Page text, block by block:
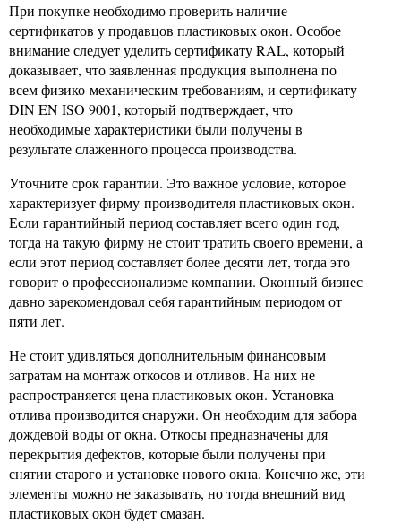
При покупке необходимо проверить наличие
сертификатов у продавцов пластиковых окон. Особое
внимание следует уделить сертификату RAL, который
доказывает, что заявленная продукция выполнена по
всем физико-механическим требованиям, и сертификату
DIN EN ISO 9001, который подтверждает, что
необходимые характеристики были получены в
результате слаженного процесса производства.
Уточните срок гарантии. Это важное условие, которое
характеризует фирму-производителя пластиковых окон.
Если гарантийный период составляет всего один год,
тогда на такую фирму не стоит тратить своего времени, а
если этот период составляет более десяти лет, тогда это
говорит о профессионализме компании. Оконный бизнес
давно зарекомендовал себя гарантийным периодом от
пяти лет.
Не стоит удивляться дополнительным финансовым
затратам на монтаж откосов и отливов. На них не
распространяется цена пластиковых окон. Установка
отлива производится снаружи. Он необходим для забора
дождевой воды от окна. Откосы предназначены для
перекрытия дефектов, которые были получены при
снятии старого и установке нового окна. Конечно же, эти
элементы можно не заказывать, но тогда внешний вид
пластиковых окон будет смазан.